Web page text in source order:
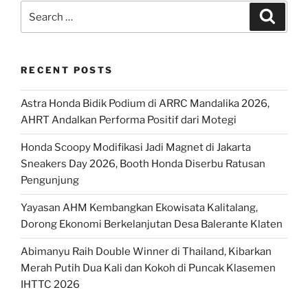
for:
RECENT POSTS
Astra Honda Bidik Podium di ARRC Mandalika 2026,
AHRT Andalkan Performa Positif dari Motegi
Honda Scoopy Modifikasi Jadi Magnet di Jakarta
Sneakers Day 2026, Booth Honda Diserbu Ratusan
Pengunjung
Yayasan AHM Kembangkan Ekowisata Kalitalang,
Dorong Ekonomi Berkelanjutan Desa Balerante Klaten
Abimanyu Raih Double Winner di Thailand, Kibarkan
Merah Putih Dua Kali dan Kokoh di Puncak Klasemen
IHTTC 2026